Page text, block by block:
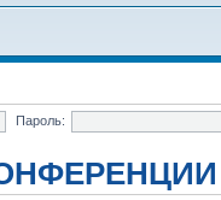
Пароль: